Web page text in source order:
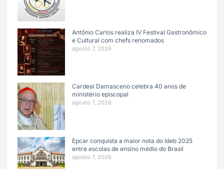
Antônio Carlos realiza IV Festival Gastronômico
e Cultural com chefs renomados
agosto 7, 2026
Cardeal Damasceno celebra 40 anos de
ministério episcopal
agosto 7, 2026
Epcar conquista a maior nota do Ideb 2025
entre escolas de ensino médio do Brasil
agosto 7, 2026